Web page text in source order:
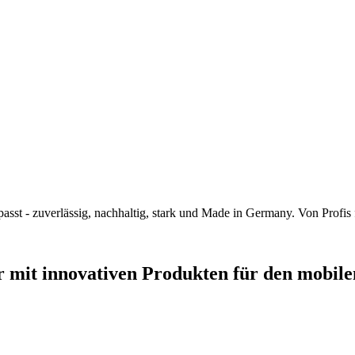
- zuverlässig, nachhaltig, stark und Made in Germany. Von
innovativen Produkten für den